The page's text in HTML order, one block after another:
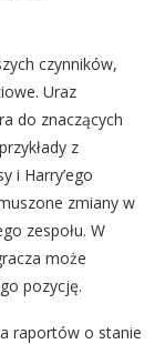
czynników,
Uraz
do znaczących
z
i Harry’ego
zmiany w
zespołu. W
może
pozycję.
raportów o stanie